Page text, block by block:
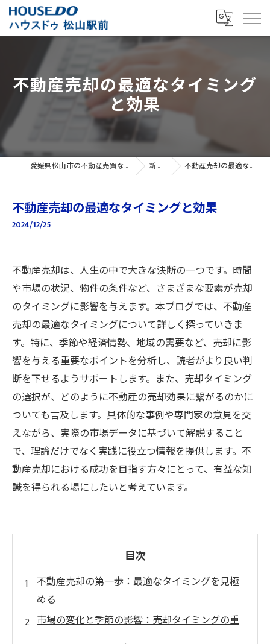
不動産売却の最適なタイミング
と効果
愛媛県松山市の不動産売買ならハウスドゥ 松山駅前 新着情報 不動産売却の最適なタイミングと効果
不動産売却の最適なタイミングと効果
2024/12/25
不動産売却は、人生の中で大きな決断の一つです。時間
や市場の状況、物件の条件など、さまざまな要素が売却
のタイミングに影響を与えます。本ブログでは、不動産
売却の最適なタイミングについて詳しく探っていきま
す。特に、季節や経済情勢、地域の需要など、売却に影
響を与える重要なポイントを分析し、読者がより良い判
断を下せるようサポートします。また、売却タイミング
の選択が、どのように不動産の売却効果に繋がるのかに
ついても言及します。具体的な事例や専門家の意見を交
えながら、実際の市場データに基づいて解説すること
で、理論だけでなく実践に役立つ情報を提供します。不
動産売却における成功を目指す方々にとって、有益な知
識を得られる場にしたいと考えています。
目次
不動産売却の第一歩：最適なタイミングを見極
める
市場の変化と季節の影響：売却タイミングの重